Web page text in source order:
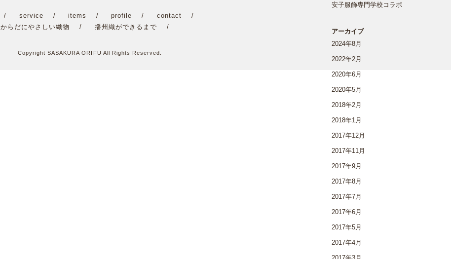
安子服飾専門学校コラボ
アーカイブ
2024年8月
2022年2月
2020年6月
2020年5月
2018年2月
2018年1月
2017年12月
2017年11月
2017年9月
2017年8月
2017年7月
2017年6月
2017年5月
2017年4月
service items profile
contact
からだにやさしい織物
播州織ができるまで
Copyright SASAKURA ORIFU All Rights Reserved.